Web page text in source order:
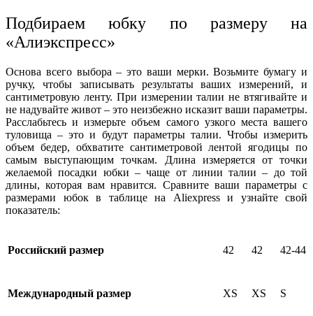
Подбираемюбку по размеру на
«Алиэкспресс»
Основа всего выбора – это ваши мерки. Возьмите бумагу и
ручку, чтобы записывать результаты ваших измерений, и
сантиметровую ленту. При измерении талии не втягивайте и
не надувайте живот – это неизбежно исказит ваши параметры.
Расслабьтесь и измерьте объем самого узкого места вашего
туловища – это и будут параметры талии. Чтобы измерить
объем бедер, обхватите сантиметровой лентой ягодицы по
самым выступающим точкам. Длина измеряется от точки
желаемой посадки юбки – чаще от линии талии – до той
длины, которая вам нравится. Сравните ваши параметры с
размерами юбокв таблице на Aliexpressи узнайте свой
показатель:
Российский размер 42 42 42-44
Международный размер XS XS S